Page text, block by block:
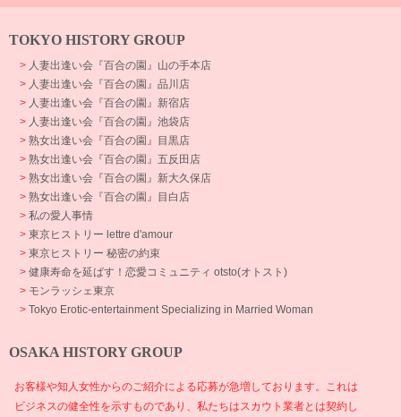
TOKYO HISTORY GROUP
> 人妻出逢い会『百合の園』山の手本店
> 人妻出逢い会『百合の園』品川店
> 人妻出逢い会『百合の園』新宿店
> 人妻出逢い会『百合の園』池袋店
> 熟女出逢い会『百合の園』目黒店
> 熟女出逢い会『百合の園』五反田店
> 熟女出逢い会『百合の園』新大久保店
> 熟女出逢い会『百合の園』目白店
> 私の愛人事情
> 東京ヒストリー lettre d'amour
> 東京ヒストリー 秘密の約束
> 健康寿命を延ばす！恋愛コミュニティ otsto(オトスト)
> モンラッシェ東京
> Tokyo Erotic-entertainment Specializing in Married Woman
OSAKA HISTORY GROUP
お客様や知人女性からのご紹介による応募が急増しております。これは
ビジネスの健全性を示すものであり、私たちはスカウト業者とは契約し